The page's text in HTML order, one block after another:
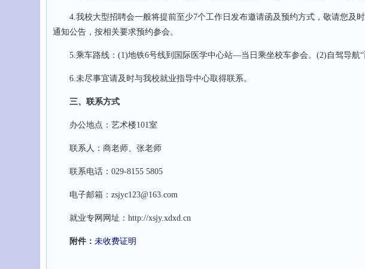
4.我校大型招聘会一般将提前至少7个工作日发布邀请函及预约方式，敬请您及
通知公告，按相关要求预约参会。
5.乘车路线：(1)地铁6号线到国际医学中心站—当日乘坐校车参会。(2)自驾导航“
6.未尽事宜请及时与我校就业指导中心取得联系。
三、联系方式
办公地点：艺术楼101室
联系人：商老师、张老师
联系电话：029-8155 5805
电子邮箱：zsjyc123@163.com
就业专网网址：http://xsjy.xdxd.cn
附件： 未收费证明